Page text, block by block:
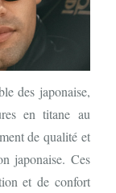
des japonaise,
en titane au
de qualité et
japonaise. Ces
et de confort